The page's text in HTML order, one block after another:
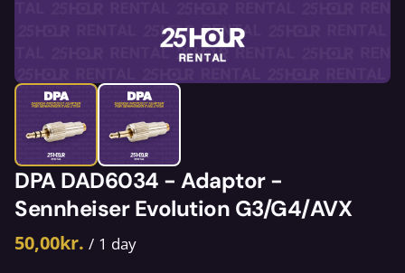
DPA DAD6034 - Adaptor -
Sennheiser Evolution G3/G4/AVX
/